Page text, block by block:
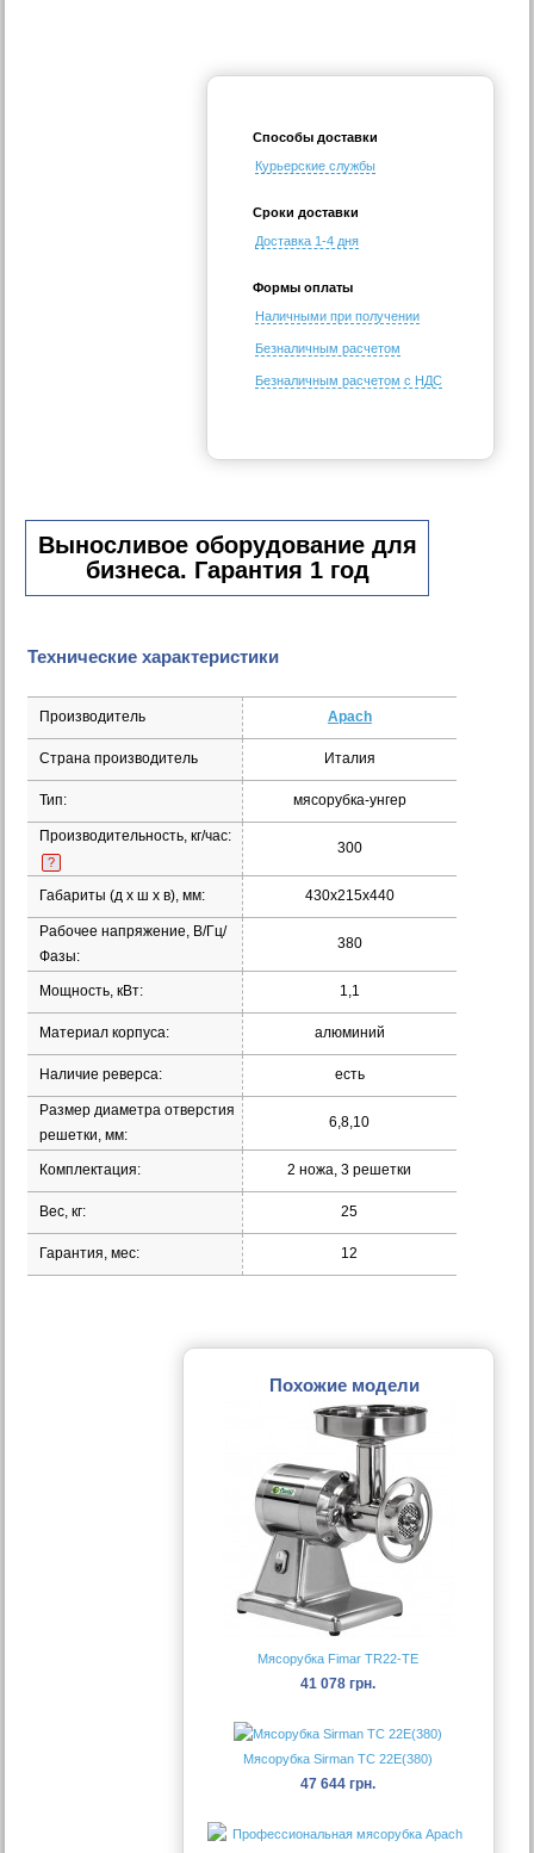
Способы доставки
Курьерские службы
Сроки доставки
Доставка 1-4 дня
Формы оплаты
Наличными при получении
Безналичным расчетом
Безналичным расчетом с НДС
Выносливое оборудование для
бизнеса. Гарантия 1 год
Технические характеристики
Производитель Apach
Страна производитель Италия
Тип: мясорубка-унгер
Производительность, кг/час:
?
300
Габариты (д х ш х в), мм: 430х215х440
Рабочее напряжение, В/Гц/
Фазы:
380
Мощность, кВт: 1,1
Материал корпуса: алюминий
Наличие реверса: есть
Размер диаметра отверстия
решетки, мм:
6,8,10
Комплектация: 2 ножа, 3 решетки
Вес, кг: 25
Гарантия, мес: 12
Похожие модели
Мясорубка Fimar TR22-TE
41 078 грн.
Мясорубка Sirman ТС 22Е(380)
47 644 грн.